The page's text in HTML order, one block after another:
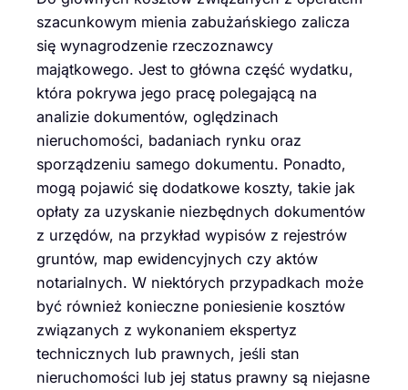
szacunkowym mienia zabużańskiego zalicza
się wynagrodzenie rzeczoznawcy
majątkowego. Jest to główna część wydatku,
która pokrywa jego pracę polegającą na
analizie dokumentów, oględzinach
nieruchomości, badaniach rynku oraz
sporządzeniu samego dokumentu. Ponadto,
mogą pojawić się dodatkowe koszty, takie jak
opłaty za uzyskanie niezbędnych dokumentów
z urzędów, na przykład wypisów z rejestrów
gruntów, map ewidencyjnych czy aktów
notarialnych. W niektórych przypadkach może
być również konieczne poniesienie kosztów
związanych z wykonaniem ekspertyz
technicznych lub prawnych, jeśli stan
nieruchomości lub jej status prawny są niejasne